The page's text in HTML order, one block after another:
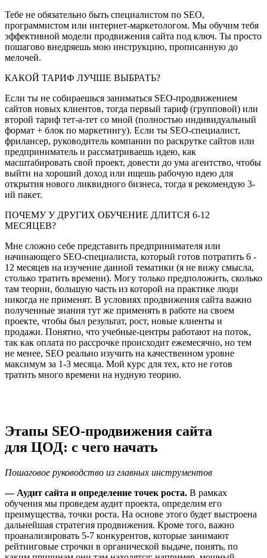
Тебе не обязательно быть специалистом по SEO,
программистом или интернет-маркетологом. Мы обучим тебя
эффективной модели продвижения сайта под ключ. Ты просто
пошагово внедряешь мою инструкцию, прописанную до
мелочей.
КАКОЙ ТАРИФ ЛУЧШЕ ВЫБРАТЬ?
Если ты не собираешься заниматься SEO-продвижением
сайтов новых клиентов, тогда первый тариф (групповой) или
второй тариф тет-а-тет со мной (полностью индивидуальный
формат + блок по маркетингу). Если ты SEO-специалист,
фрилансер, руководитель компании по раскрутке сайтов или
предприниматель и рассматриваешь идею, как
масштабировать свой проект, довести до ума агентство, чтобы
выйти на хороший доход или ищешь рабочую идею для
открытия нового ликвидного бизнеса, тогда я рекомендую 3-
ий пакет.
ПОЧЕМУ У ДРУГИХ ОБУЧЕНИЕ ДЛИТСЯ 6-12
МЕСЯЦЕВ?
Мне сложно себе представить предпринимателя или
начинающего SEO-специалиста, который готов потратить 6 -
12 месяцев на изучение данной тематики (я не вижу смысла,
столько тратить времени). Могу только предположить, сколько
там теории, большую часть из которой на практике люди
никогда не применят. В условиях продвижения сайта важно
полученные знания тут же применять в работе на своем
проекте, чтобы был результат, рост, новые клиенты и
продажи. Понятно, что учебные-центры работают на поток,
так как оплата по рассрочке происходит ежемесячно, но тем
не менее, SEO реально изучить на качественном уровне
максимум за 1-3 месяца. Мой курс для тех, кто не готов
тратить много времени на нудную теорию.
Этапы SEO-продвижения сайта
для ЦОД: с чего начать
Пошаговое руководство из главных инструментов
— Аудит сайта и определение точек роста. В рамках
обучения мы проведем аудит проекта, определим его
преимущества, точки роста. На основе этого будет выстроена
дальнейшая стратегия продвижения. Кроме того, важно
проанализировать 5-7 конкурентов, которые занимают
рейтинговые строчки в органической выдаче, понять, по